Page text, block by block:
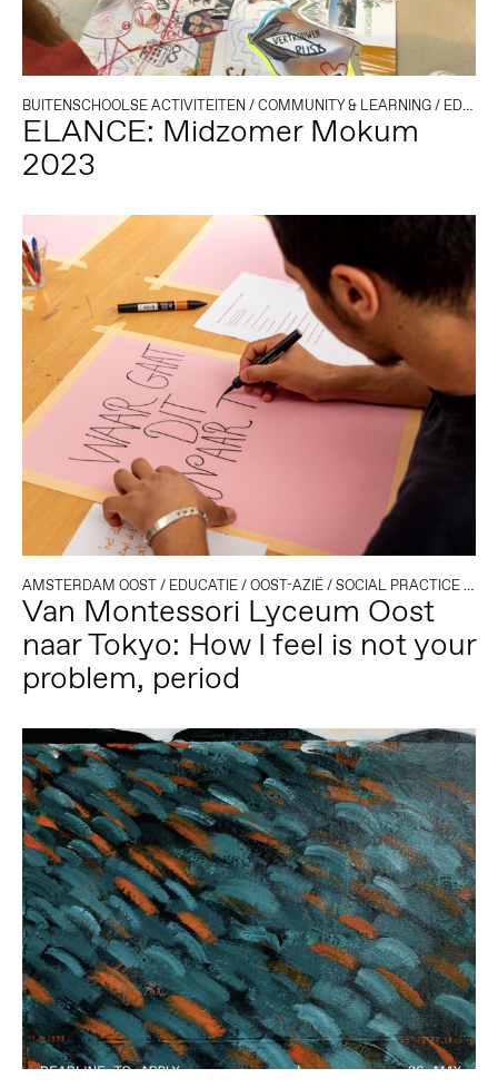
BUITENSCHOOLSE ACTIVITEITEN/COMMUNITY & LEARNING/ EDUCATIE
ELANCE: Midzomer Mokum
2023
AMSTERDAM OOST/ EDUCATIE/OOST-AZIË/SOCIAL PRACTICE/
Van Montessori Lyceum Oost
naar Tokyo: How I feel is not your
problem, period